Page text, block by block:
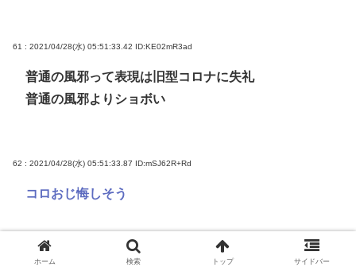
61 : 2021/04/28(水) 05:51:33.42 ID:KE02mR3ad
普通の風邪って表現は旧型コロナに失礼
普通の風邪よりショボい
62 : 2021/04/28(水) 05:51:33.87 ID:mSJ62R+Rd
コロおじ悔しそう
64 : 2021/04/28(水) 05:52:09.49ID:YH87b5bK0
ホーム 検索 トップ サイドバー